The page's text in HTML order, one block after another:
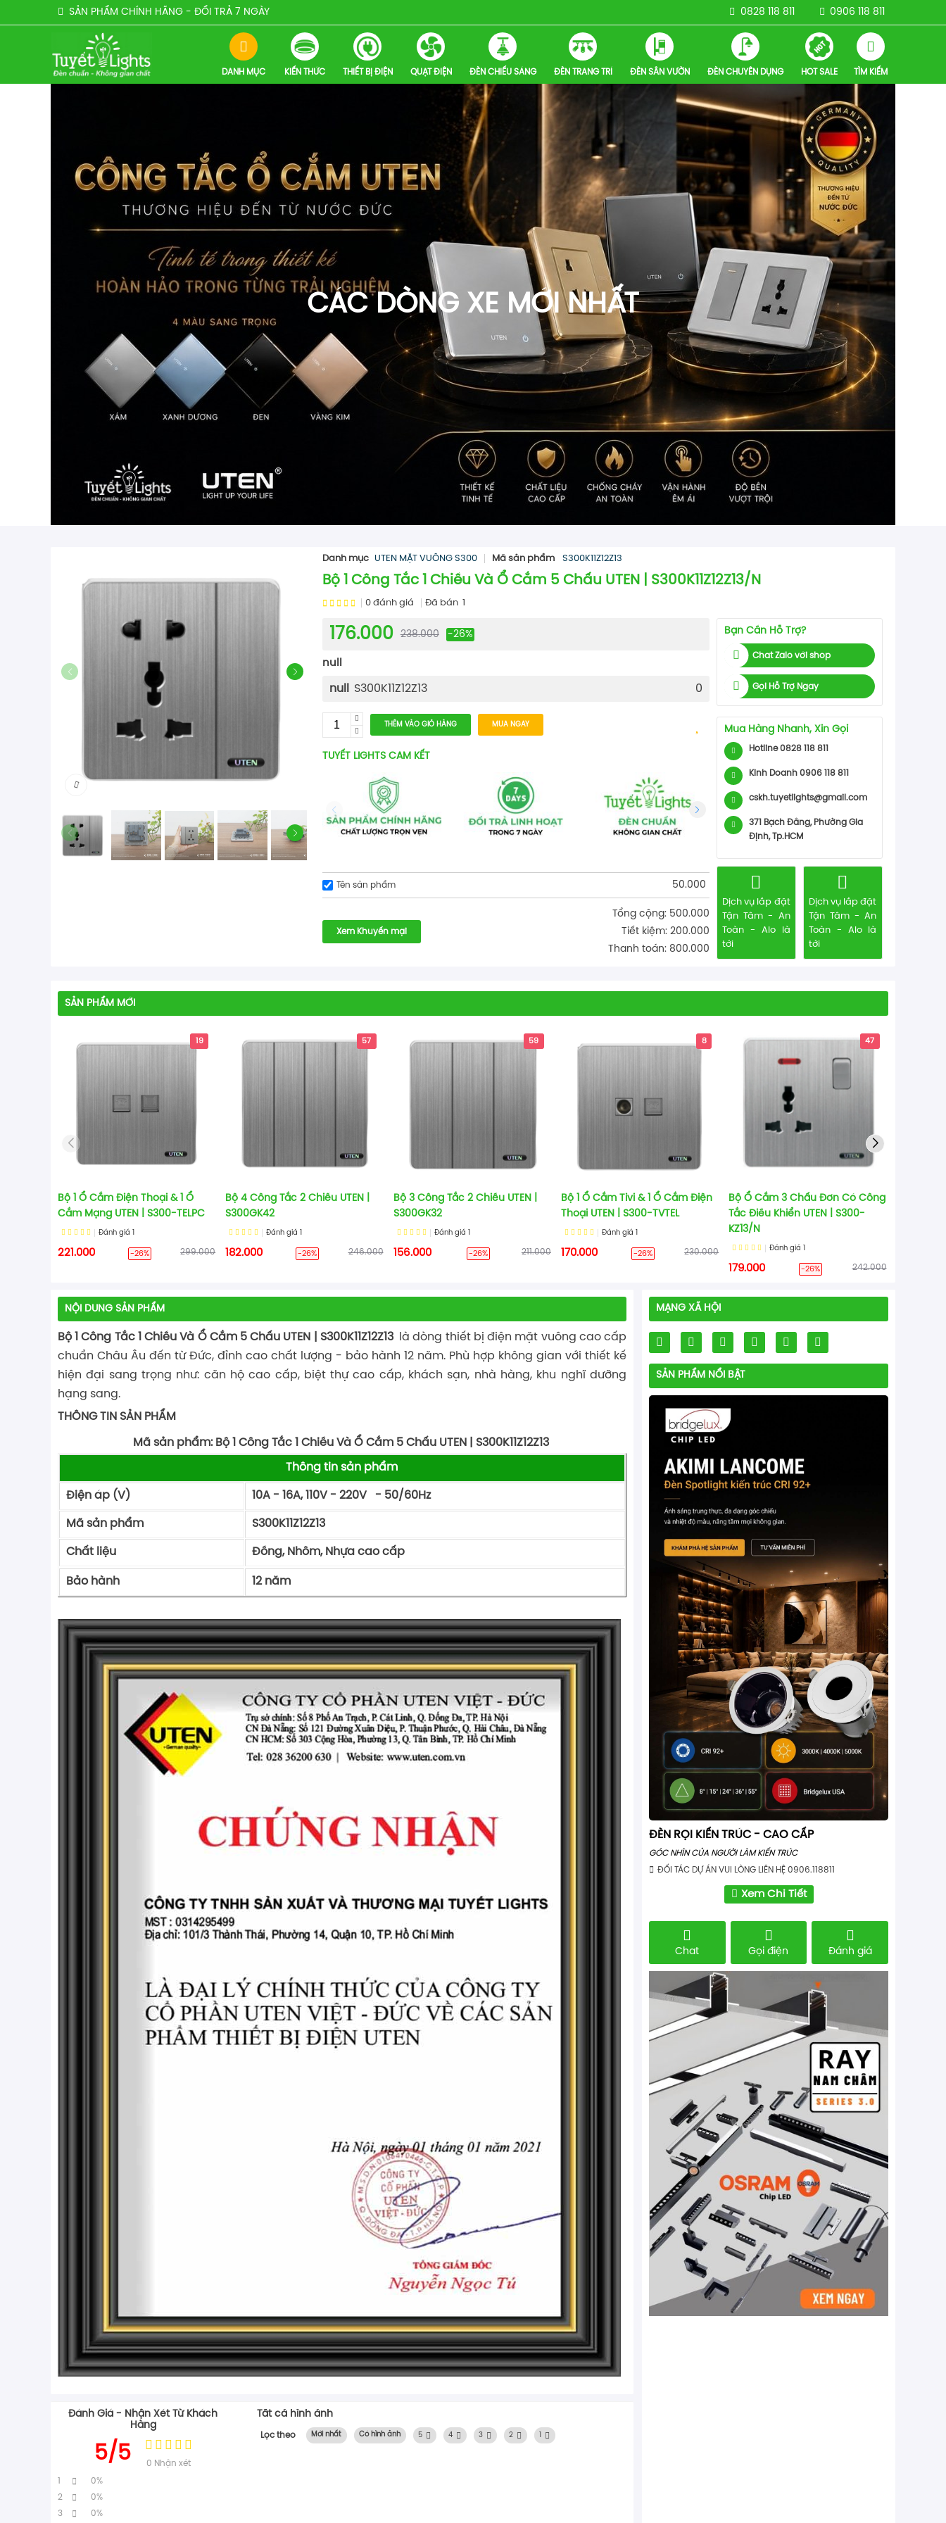
SẢN PHẨM CHÍNH HÃNG - ĐỔI TRẢ 7 NGÀY 0828 118 811 0906 118 811
DANH MỤC KIẾN THỨC THIẾT BỊ ĐIỆN QUẠT ĐIỆN ĐÈN CHIẾU SÁNG ĐÈN TRANG TRÍ ĐÈN SÂN VƯỜN ĐÈN CHUYÊN DỤNG HOT SALE TÌM KIẾM
CÁC DÒNG XE MỚI NHẤT
Danh mục UTEN MẶT VUÔNG S300 Mã sản phẩm S300K11Z12Z13
Bộ 1 Công Tắc 1 Chiều Và Ổ Cắm 5 Chấu UTEN | S300K11Z12Z13/N
0 đánh giá Đã bán 1
176.000 238.000 -26%
null
null S300K11Z12Z13 0
THÊM VÀO GIỎ HÀNG MUA NGAY
TUYẾT LIGHTS CAM KẾT
Tên sản phẩm 50.000
Xem Khuyến mại
Tổng cộng: 500.000
Tiết kiệm: 200.000
Thanh toán: 800.000
Bạn Cần Hỗ Trợ?
Chat Zalo với shop
Gọi Hỗ Trợ Ngay
Mua Hàng Nhanh, Xin Gọi
Hotline 0828 118 811
Kinh Doanh 0906 118 811
cskh.tuyetlights@gmail.com
371 Bạch Đằng, Phường Gia
Định, Tp.HCM
Dịch vụ lắp đặt
Tận Tâm - An
Toàn - Alo là
tới
Dịch vụ lắp đặt
Tận Tâm - An
Toàn - Alo là
tới
SẢN PHẨM MỚI
19
Bộ 1 Ổ Cắm Điện Thoại & 1 Ổ
Cắm Mạng UTEN | S300-TELPC
Đánh giá
221.000 -26% 299.000
57
Bộ 4 Công Tắc 2 Chiều UTEN |
S300GK42
Đánh giá
182.000 -26% 246.000
59
Bộ 3 Công Tắc 2 Chiều UTEN |
S300GK32
Đánh giá
156.000 -26% 211.000
8
Bộ 1 Ổ Cắm Tivi & 1 Ổ Cắm Điện
Thoại UTEN | S300-TVTEL
Đánh giá
170.000 -26% 230.000
47
Bộ Ổ Cắm 3 Chấu Đơn Có Công
Tắc Điều Khiển UTEN | S300-
KZ13/N
Đánh giá
179.000 -26% 242.000
NỘI DUNG SẢN PHẨM
Bộ 1 Công Tắc 1 Chiều Và Ổ Cắm 5 Chấu UTEN | S300K11Z12Z13
là dòng thiết bị điện mặt vuông cao cấp
chuẩn Châu Âu đến từ Đức, đỉnh cao chất lượng - bảo hành 12 năm. Phù hợp không gian với thiết kế
hiện đại sang trọng như: căn hộ cao cấp, biệt thự cao cấp, khách sạn, nhà hàng, khu nghĩ dưỡng
hạng sang.
THÔNG TIN SẢN PHẨM
Mã sản phẩm: Bộ 1 Công Tắc 1 Chiều Và Ổ Cắm 5 Chấu UTEN | S300K11Z12Z13
Thông tin sản phẩm
Điện áp (V) 10A - 16A, 110V - 220V - 50/60Hz
Mã sản phẩm S300K11Z12Z13
Chất liệu Đồng, Nhôm, Nhựa cao cấp
Bảo hành 12 năm
Đánh Giá - Nhận Xét Từ Khách
Hàng
5/5 0 Nhận xét
0%
2
0%
3
0%
Tất cả hình ảnh
Lọc theo Mới nhất Có hình ảnh 5 4 3 2
MẠNG XÃ HỘI
SẢN PHẨM NỔI BẬT
ĐÈN RỌI KIẾN TRÚC - CAO CẤP
GÓC NHÌN CỦA NGƯỜI LÀM KIẾN TRÚC
ĐỐI TÁC DỰ ÁN VUI LÒNG LIÊN HỆ 0906.118811
Xem Chi Tiết
Chat Gọi điện Đánh giá